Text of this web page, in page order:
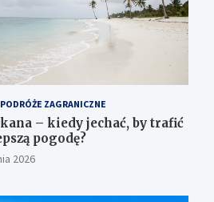
PODRÓŻE ZAGRANICZNE
– kiedy jechać, by trafić
pogodę?
2026